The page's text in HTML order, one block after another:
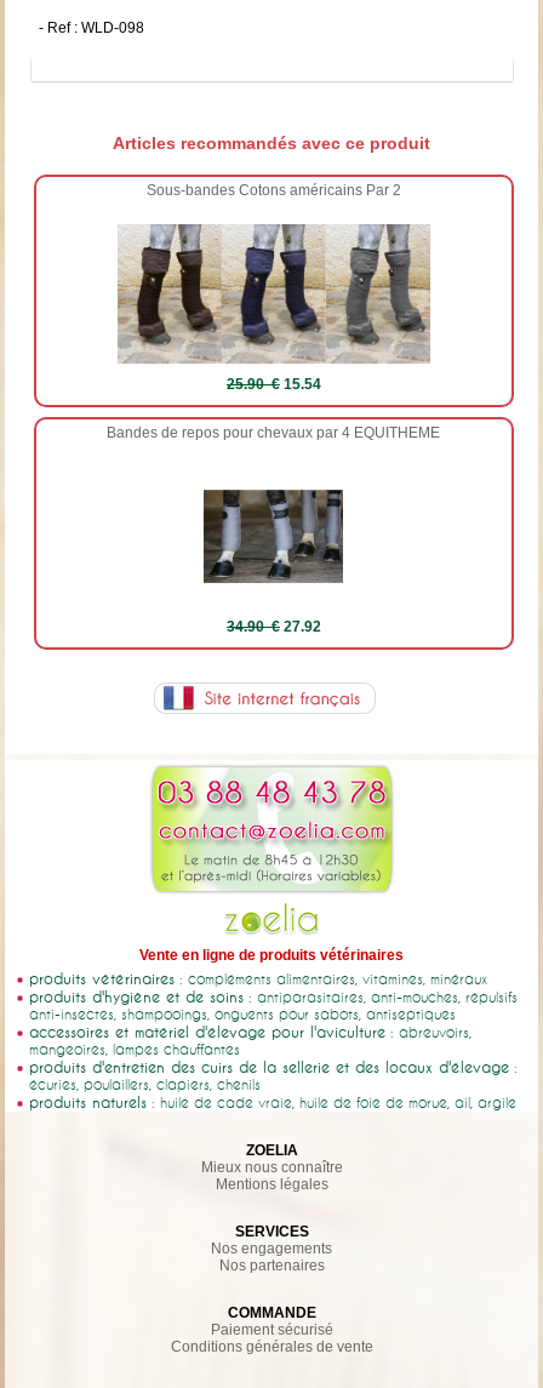
- Ref : WLD-098
Articles recommandés avec ce produit
Sous-bandes Cotons américains Par 2
25.90 €15.54
Bandes de repos pour chevaux par 4 EQUITHEME
34.90 €27.92
Vente en ligne de produits vétérinaires
produits vétérinaires : compléments alimentaires, vitamines, minéraux
produits d'hygiène et de soins : antiparasitaires, anti-mouches, répulsifs
anti-insectes, shampooings, onguents pour sabots, antiseptiques
accessoires et matériel d'élevage pour l'aviculture : abreuvoirs,
mangeoires, lampes chauffantes
produits d'entretien des cuirs de la sellerie et des locaux d'élevage :
écuries, poulaillers, clapiers, chenils
produits naturels : huile de cade vraie, huile de foie de morue, ail, argile
ZOELIA
Mieux nous connaître
Mentions légales
SERVICES
Nos engagements
Nos partenaires
COMMANDE
Paiement sécurisé
Conditions générales de vente